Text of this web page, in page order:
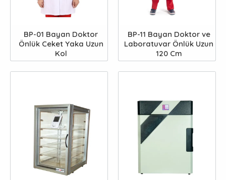
BP-01 Bayan Doktor
Önlük Ceket Yaka Uzun
Kol
BP-11 Bayan Doktor ve
Laboratuvar Önlük Uzun
120 Cm